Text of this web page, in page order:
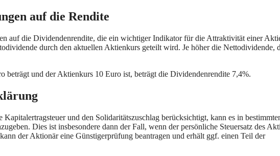
auf die Rendite
auf die Dividendenrendite, die ein wichtiger Indikator für die Attraktivität einer
durch den aktuellen Aktienkurs geteilt wird. Je höher die Nettodividende,
und der Aktienkurs 10 Euro ist, beträgt die Dividendenrendite 7,4%.
und den Solidaritätszuschlag berücksichtigt, kann es in
Dies ist insbesondere dann der Fall, wenn der persönliche Steuersatz des
der Aktionär eine Günstigerprüfung beantragen und erhält ggf. einen Teil der